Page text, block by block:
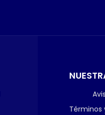
Términos